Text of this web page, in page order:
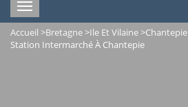
Toggle
navigation
Accueil >Bretagne>Ile Et Vilaine>Chantepie
Station Intermarché À Chantepie